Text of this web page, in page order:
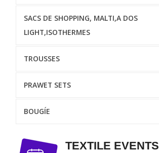
SACS DE SHOPPING, MALTI,A DOS
LIGHT,ISOTHERMES
TROUSSES
PRAWET SETS
BOUGÍE
TEXTILE EVENTS